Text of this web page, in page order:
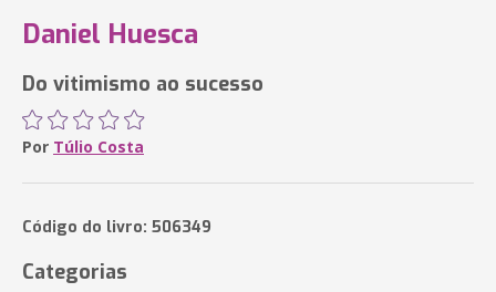
Daniel Huesca
Do vitimismo ao sucesso
Por Túlio Costa
Código do livro: 506349
Categorias